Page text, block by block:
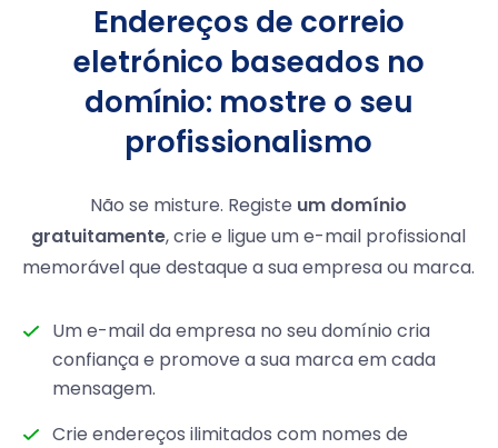
Endereços de correio
eletrónico baseados no
domínio: mostre o seu
profissionalismo
Não se misture. Registe um domínio
gratuitamente, crie e ligue um e-mail profissional
memorável que destaque a sua empresa ou marca.
Um e-mail da empresa no seu domínio cria
confiança e promove a sua marca em cada
mensagem.
Crie endereços ilimitados com nomes de